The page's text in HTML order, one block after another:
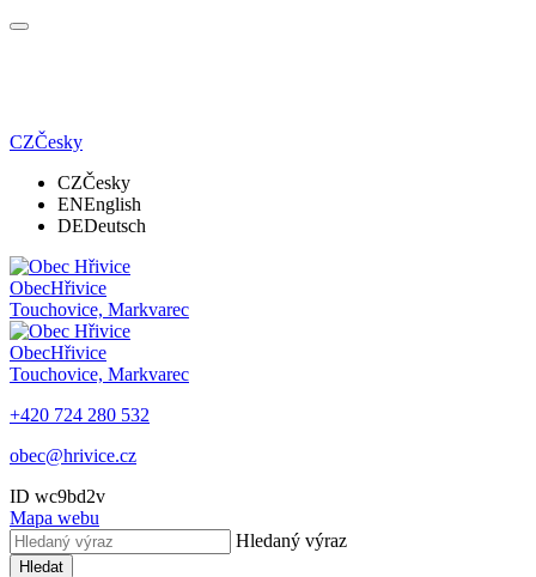
CZČesky
CZČesky
ENEnglish
DEDeutsch
ObecHřivice
Touchovice, Markvarec
ObecHřivice
Touchovice, Markvarec
+420 724 280 532
obec@hrivice.cz
ID wc9bd2v
Mapa webu
Hledaný výraz
Hledat